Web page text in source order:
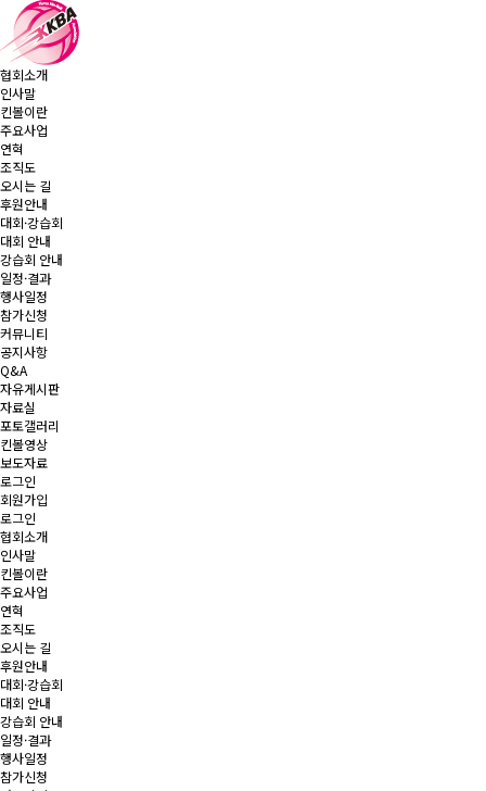
협회소개
인사말
킨볼이란
주요사업
연혁
조직도
오시는 길
후원안내
대회·강습회
대회 안내
강습회 안내
일정·결과
행사일정
참가신청
커뮤니티
공지사항
Q&A
자유게시판
자료실
포토갤러리
킨볼영상
보도자료
로그인
회원가입
로그인
협회소개
인사말
킨볼이란
주요사업
연혁
조직도
오시는 길
후원안내
대회·강습회
대회 안내
강습회 안내
일정·결과
행사일정
참가신청